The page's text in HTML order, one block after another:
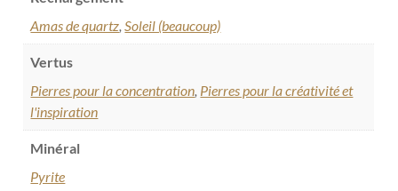
Amas de quartz,Soleil (beaucoup)
Vertus
Pierres pour la concentration, Pierres pour la créativité et
l'inspiration
Minéral
Pyrite